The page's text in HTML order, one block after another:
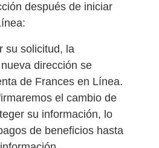
después de iniciar
su solicitud, la
dirección se
de Frances en Línea.
el cambio de
su información, lo
de beneficios hasta